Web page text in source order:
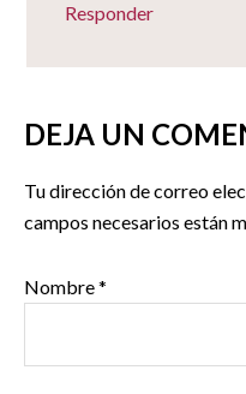
Responder
DEJA UN
Tu dirección de correo
campos necesarios están
Nombre*